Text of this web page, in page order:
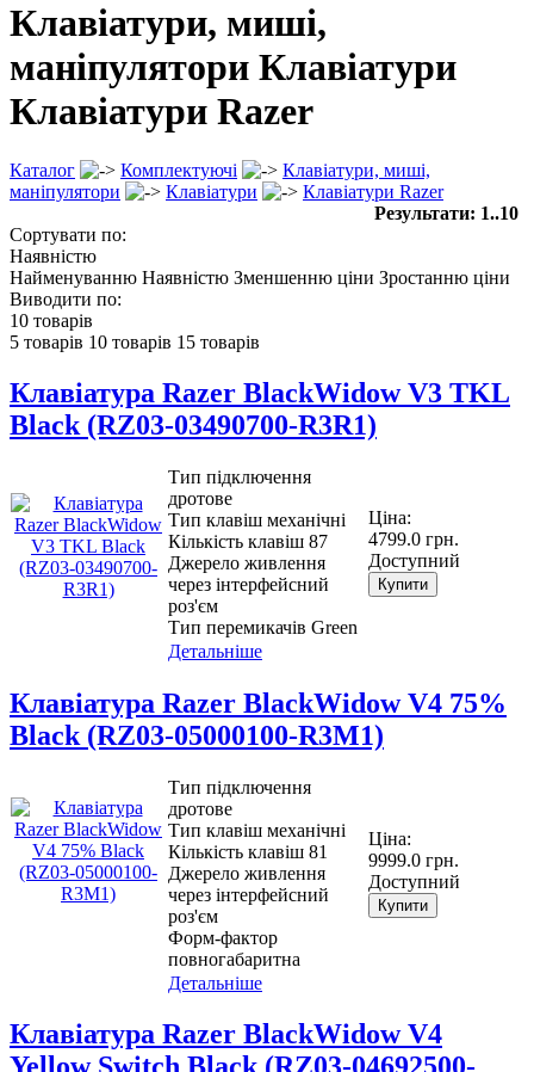
Клавіатури, миші,
маніпулятори Клавіатури
Клавіатури Razer
Каталог Комплектуючі
Клавіатури, миші,
маніпулятори
Клавіатури
Клавіатури Razer
Результати: 1..10
Сортувати по:
Наявністю
Найменуванню Наявністю Зменшенню ціни Зростанню ціни
Виводити по:
10 товарів
5 товарів 10 товарів 15 товарів
Клавіатура Razer BlackWidow V3 TKL
Black (RZ03-03490700-R3R1)
Тип підключення
дротове
Тип клавіш механічні
Кількість клавіш 87
Джерело живлення
через інтерфейсний
роз'єм
Тип перемикачів Green
Ціна:
4799.0 грн.
Доступний
Купити
Детальніше
Клавіатура Razer BlackWidow V4 75%
Black (RZ03-05000100-R3M1)
Тип підключення
дротове
Тип клавіш механічні
Кількість клавіш 81
Джерело живлення
через інтерфейсний
роз'єм
Форм-фактор
повногабаритна
Ціна:
9999.0 грн.
Доступний
Купити
Детальніше
Клавіатура Razer BlackWidow V4